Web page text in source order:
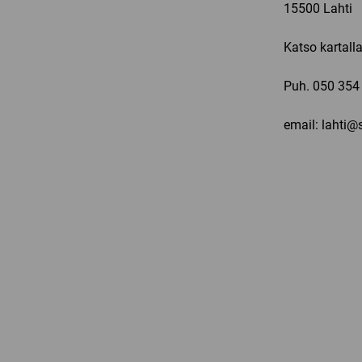
15500 Lahti
Katso kartalla
Puh. 050
email: